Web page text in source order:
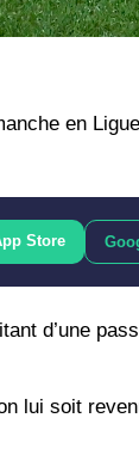
en Ligue
Store
d’une
lui soit